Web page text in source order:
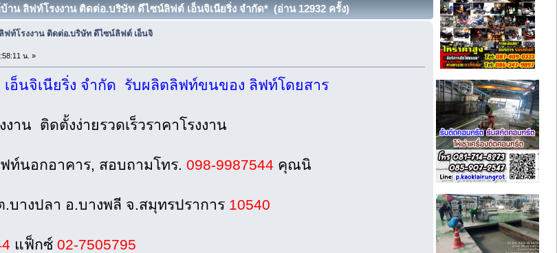
น ลิฟท์โรงงาน ติดต่อ.บริษัท ดีไซน์ลิฟต์ เอ็นจิเนียริ่ง จำกัด* (อ่าน 12932 ครั้ง)
ท์โรงงาน ติดต่อ.บริษัท ดีไซน์ลิฟต์ เอ็นจิ
น. »
อ็นจิเนียริ่ง จำกัด รับผลิตลิฟท์ขนของ ลิฟท์โดยสาร
าน ติดตั้งง่ายรวดเร็วราคาโรงงาน
ท์นอกอาคาร, สอบถามโทร. 098-9987544 คุณนิ
.บางปลา อ.บางพลี จ.สมุทรปราการ 10540
แฟ็กซ์ 02-7505795